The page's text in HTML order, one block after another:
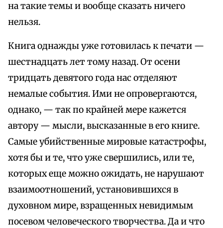
на такие темы и вообще сказать ничего
нельзя.
Книга однажды уже готовилась к печати —
шестнадцать лет тому назад. От осени
тридцать девятого года нас отделяют
немалые события. Ими не опровергаются,
однако, — так по крайней мере кажется
автору — мысли, высказанные в его книге.
Самые убийственные мировые катастрофы,
хотя бы и те, что уже свершились, или те,
которых еще можно ожидать, не нарушают
взаимоотношений, установившихся в
духовном мире, взращенных невидимым
посевом человеческого творчества. Да и что